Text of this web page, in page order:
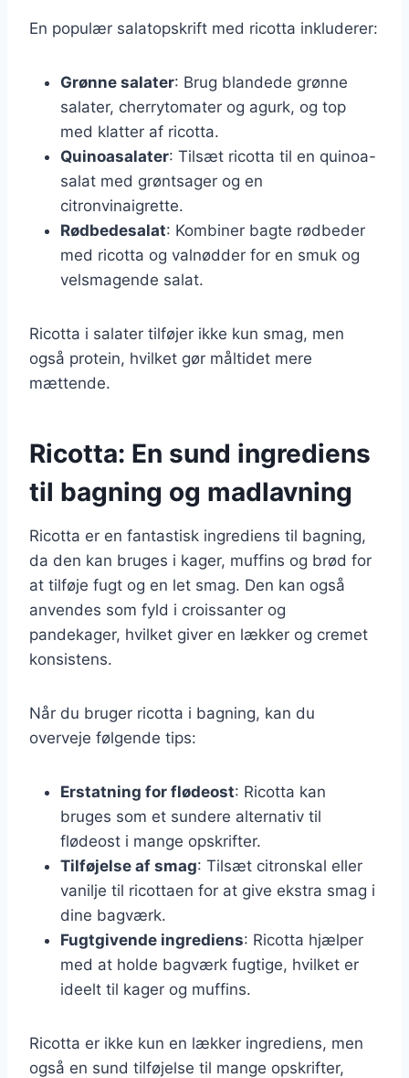
En populær salatopskrift med ricotta inkluderer:
Grønne salater: Brug blandede grønne
salater, cherrytomater og agurk, og top
med klatter af ricotta.
Quinoasalater: Tilsæt ricotta til en quinoa-
salat med grøntsager og en
citronvinaigrette.
Rødbedesalat: Kombiner bagte rødbeder
med ricotta og valnødder for en smuk og
velsmagende salat.
Ricotta i salater tilføjer ikke kun smag, men
også protein, hvilket gør måltidet mere
mættende.
Ricotta: En sund ingrediens
til bagning og madlavning
Ricotta er en fantastisk ingrediens til bagning,
da den kan bruges i kager, muffins og brød for
at tilføje fugt og en let smag. Den kan også
anvendes som fyld i croissanter og
pandekager, hvilket giver en lækker og cremet
konsistens.
Når du bruger ricotta i bagning, kan du
overveje følgende tips:
Erstatning for flødeost: Ricotta kan
bruges som et sundere alternativ til
flødeost i mange opskrifter.
Tilføjelse af smag: Tilsæt citronskal eller
vanilje til ricottaen for at give ekstra smag i
dine bagværk.
Fugtgivende ingrediens: Ricotta hjælper
med at holde bagværk fugtige, hvilket er
ideelt til kager og muffins.
Ricotta er ikke kun en lækker ingrediens, men
også en sund tilføjelse til mange opskrifter,